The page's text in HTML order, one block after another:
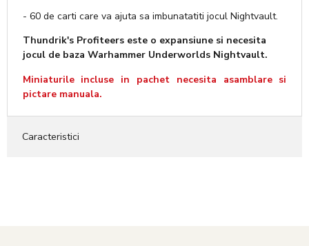
- 60 de carti care va ajuta sa imbunatatiti jocul Nightvault.
Thundrik's Profiteers este o expansiune si necesita
jocul de baza Warhammer Underworlds Nightvault.
Miniaturile incluse in pachet necesita asamblare si
pictare manuala.
Caracteristici